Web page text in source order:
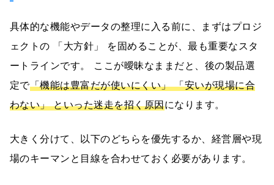
具体的な機能やデータの整理に入る前に、まずはプロジ
ェクトの 「大方針」 を固めることが、最も重要なスタ
ートラインです。 ここが曖昧なままだと、後の製品選
定で「機能は豊富だが使いにくい」 「安いが現場に合
わない」 といった迷走を招く原因になります。
大きく分けて、以下のどちらを優先するか、経営層や現
場のキーマンと目線を合わせておく必要があります。